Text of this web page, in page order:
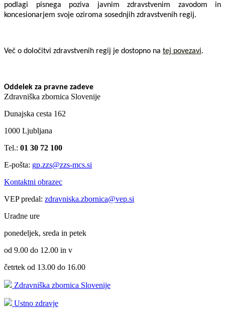
podlagi pisnega poziva javnim zdravstvenim zavodom in
koncesionarjem svoje oziroma sosednjih zdravstvenih regij.
Več o določitvi zdravstvenih regij je dostopno na tej povezavi.
Oddelek za pravne zadeve
Zdravniška zbornica Slovenije
Dunajska cesta 162
1000 Ljubljana
Tel.: 01 30 72 100
E-pošta: gp.zzs@zzs-mcs.si
Kontaktni obrazec
VEP predal: zdravniska.zbornica@vep.si
Uradne ure
ponedeljek, sreda in petek
od 9.00 do 12.00 in v
četrtek od 13.00 do 16.00
Zdravniška zbornica Slovenije
Ustno zdravje